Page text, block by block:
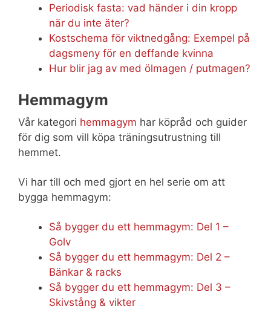
Periodisk fasta: vad händer i din kropp
när du inte äter?
Kostschema för viktnedgång: Exempel på
dagsmeny för en deffande kvinna
Hur blir jag av med ölmagen / putmagen?
Hemmagym
Vår kategori hemmagym har köpråd och guider
för dig som vill köpa träningsutrustning till
hemmet.
Vi har till och med gjort en hel serie om att
bygga hemmagym:
Så bygger du ett hemmagym: Del 1 –
Golv
Så bygger du ett hemmagym: Del 2 –
Bänkar & racks
Så bygger du ett hemmagym: Del 3 –
Skivstång & vikter